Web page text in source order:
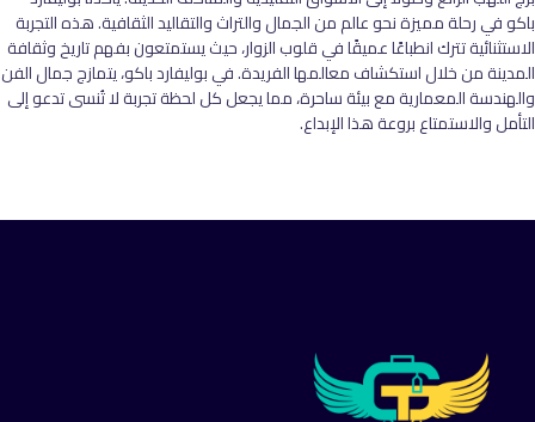
باكو في رحلة مميزة نحو عالم من الجمال والتراث والتقاليد الثقافية. هذه التجربة
الاستثنائية تترك انطباعًا عميقًا في قلوب الزوار، حيث يستمتعون بفهم تاريخ وثقافة
المدينة من خلال استكشاف معالمها الفريدة. في بوليفارد باكو، يتمازج جمال الفن
والهندسة المعمارية مع بيئة ساحرة، مما يجعل كل لحظة تجربة لا تُنسى تدعو إلى
التأمل والاستمتاع بروعة هذا الإبداع.